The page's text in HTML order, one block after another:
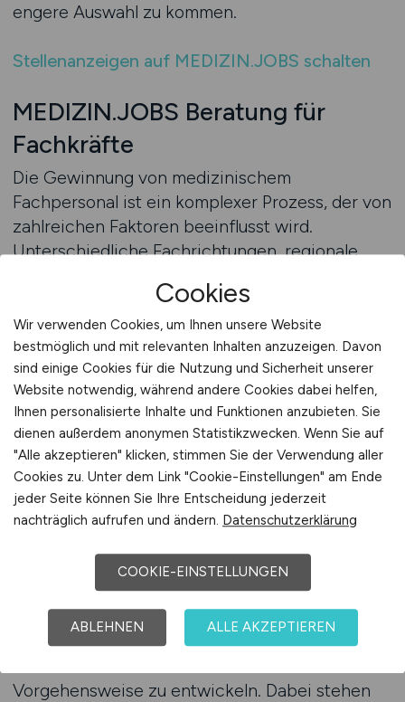
engere Auswahl zu kommen.
Stellenanzeigen auf MEDIZIN.JOBS schalten
MEDIZIN.JOBS Beratung für
Fachkräfte
Die Gewinnung von medizinischem
Fachpersonal ist ein komplexer Prozess, der von
zahlreichen Faktoren beeinflusst wird.
Unterschiedliche Fachrichtungen, regionale
Rahmenbedingungen machen jede
Personalsuche einzigartig. Viele Arbeitgeber
stehen dabei vor der Herausforderung, ihre
Erwartungen realistisch einzuschätzen und die
richtigen Schritte zur Veröffentlichung ihrer
Stellenanzeigen zu wählen. Eine fundierte
Beratung kann dabei helfen, Klarheit zu
schaffen und gezielte Entscheidungen zu
treffen.
Möglichkeit, sich rund um das Thema
Stellenanzeigen und Fachpersonal-Suche
beraten zu lassen. Ziel ist es, die individuelle
Ausgangslage der jeweiligen Einrichtung zu
Vorgehensweise zu entwickeln. Dabei stehen
Cookies
Wir verwenden Cookies, um Ihnen unsere Website
bestmöglich und mit relevanten Inhalten anzuzeigen. Davon
sind einige Cookies für die Nutzung und Sicherheit unserer
Website notwendig, während andere Cookies dabei helfen,
Ihnen personalisierte Inhalte und Funktionen anzubieten. Sie
dienen außerdem anonymen Statistikzwecken. Wenn Sie auf
"Alle akzeptieren" klicken, stimmen Sie der Verwendung aller
Cookies zu. Unter dem Link "Cookie-Einstellungen" am Ende
jeder Seite können Sie Ihre Entscheidung jederzeit
nachträglich aufrufen und ändern. Datenschutzerklärung
COOKIE-EINSTELLUNGEN
ABLEHNEN ALLE AKZEPTIEREN